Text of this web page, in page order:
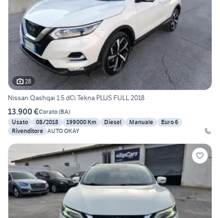
28
Nissan Qashqai 1.5 dCi Tekna PLUS FULL 2018
13.900 €Corato(BA)
Usato
08/2018 199000 Km Diesel Manuale
Euro 6
Rivenditore AUTO OKAY